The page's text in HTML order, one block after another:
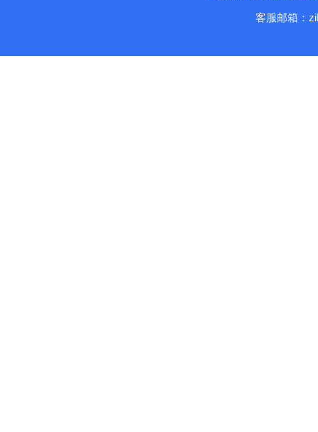
客服邮箱：